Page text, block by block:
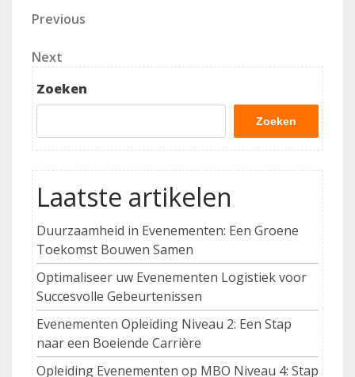
Berichtnavigatie
Previous
Previous
Next
Post
Next
Zoeken
Zoeken
Laatste artikelen
Duurzaamheid in Evenementen: Een Groene
Toekomst Bouwen Samen
Optimaliseer uw Evenementen Logistiek voor
Succesvolle Gebeurtenissen
Evenementen Opleiding Niveau 2: Een Stap
naar een Boeiende Carrière
Opleiding Evenementen op MBO Niveau 4: Stap